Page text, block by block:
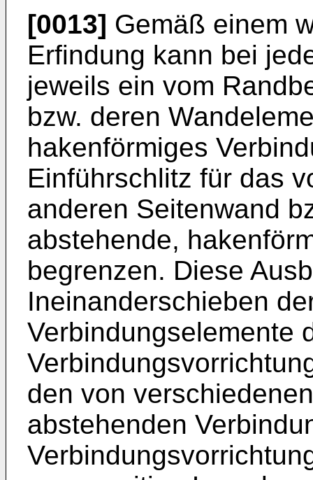
[0013] Gemäß einem
Erfindung kann bei
jeweils ein vom
bzw. deren
hakenförmiges
Einführschlitz für das
anderen Seitenwand
abstehende,
begrenzen. Diese
Ineinanderschieben
Verbindungselemente
den von
abstehenden